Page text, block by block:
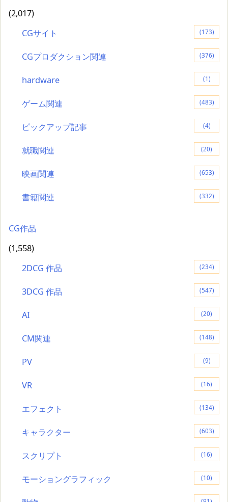
(2,017)
CGサイト
(173)
CGプロダクション関連 (376)
hardware (1)
ゲーム関連 (483)
ピックアップ記事 (4)
就職関連 (20)
映画関連 (653)
書籍関連 (332)
CG作品
(1,558)
2DCG 作品
(234)
3DCG 作品 (547)
AI (20)
CM関連 (148)
PV (9)
VR (16)
エフェクト (134)
キャラクター (603)
スクリプト (16)
モーショングラフィック (10)